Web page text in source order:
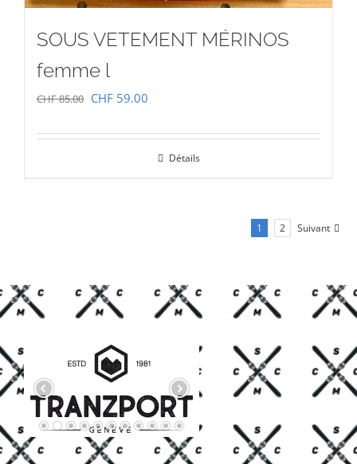
SOUS VETEMENT MÉRINOS
femme l
CHF85.00 Le
CHF 59.00
Détails
1 2 Suivant